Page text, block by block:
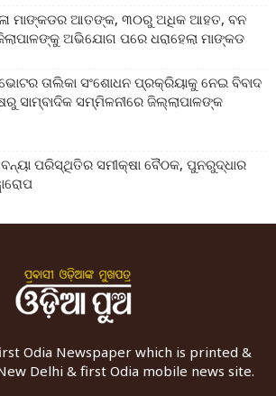
ମାଙ୍କଡର ଆତଙ୍କ, ୩୦ରୁ ଅଧିକ ଆହତ, ବନ
ଅଭିଯୋଗ ପରେ ଧରାହେଲା ମାଙ୍କଡ
ତାଲିକା ସଂଶୋଧନ ପ୍ରକ୍ରିୟାକୁ ନେଇ ବିବାଦ
ସାମ୍ବାଦିକ ସମ୍ମିଳନୀରେ ଜିଲ୍ଲାପାଳଙ୍କ
ପରିସ୍ଥିତିର ସମୀକ୍ଷା ବୈଠକ, ପୁନରୁଦ୍ଧାର
Odia Newspaper which is printed &
Delhi & first Odia mobile news site.